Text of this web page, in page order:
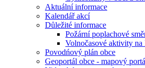
Aktuální informace
Kalendář akcí
Důležité informace
Požární poplachové
Volnočasové aktivity na
Povodńový plán obce
Geoportál obce - mapový